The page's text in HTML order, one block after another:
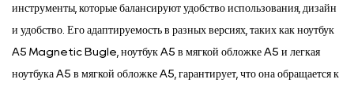
инструменты, которые балансируют удобство использования, дизайн
и удобство. Его адаптируемость в разных версиях, таких как ноутбук
A5 Magnetic Bugle, ноутбук A5 в мягкой обложке A5 и легкая
ноутбука A5 в мягкой обложке A5, гарантирует, что она обращается к